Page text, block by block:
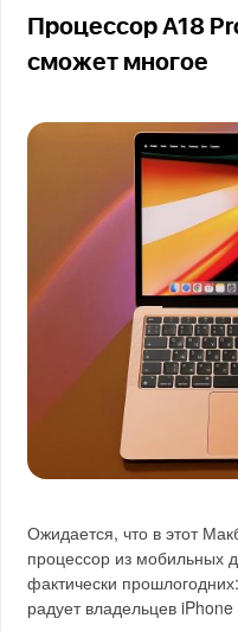
Процессор A18
сможет многое
Ожидается, что в этот
процессор из мобильных
фактически
радует владельцев